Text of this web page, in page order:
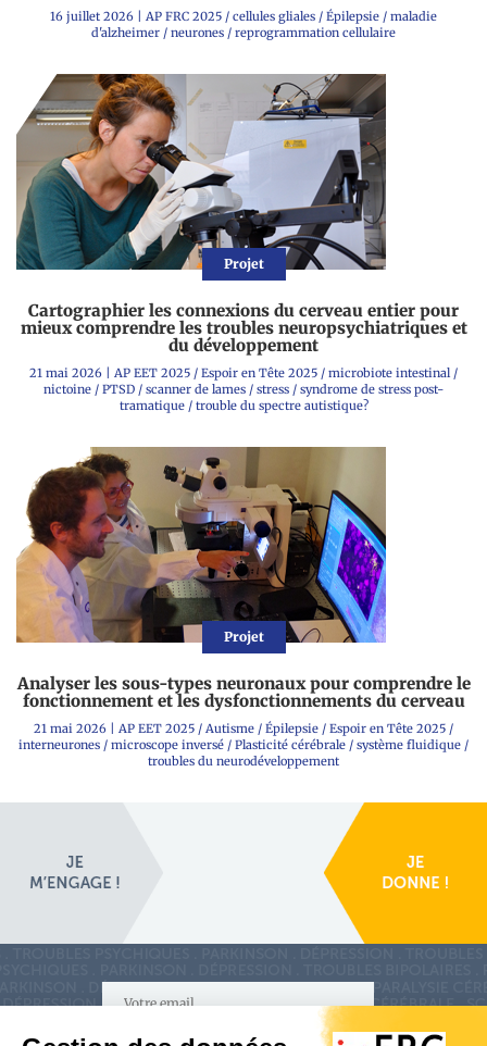
16 juillet 2026 AP FRC 2025 / cellules gliales / Épilepsie / maladie
d'alzheimer / neurones / reprogrammation cellulaire
Projet
Cartographier les connexions du cerveau entier pour
mieux comprendre les troubles neuropsychiatriques et
du développement
21 mai 2026 AP EET 2025 / Espoir en Tête 2025 / microbiote intestinal/
nictoine / PTSD / scanner de lames / stress / syndrome de stress post-
tramatique/ trouble du spectre autistique?
Projet
Analyser les sous-types neuronaux pour comprendre le
fonctionnement et les dysfonctionnements du cerveau
21 mai 2026 AP EET 2025 / Autisme / Épilepsie / Espoir en Tête 2025 /
interneurones / microscope inversé / Plasticité cérébrale / système fluidique /
troubles du neurodéveloppement